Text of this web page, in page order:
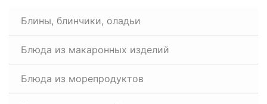
Блины, блинчики, оладьи
Блюда из макаронных изделий
Блюда из морепродуктов